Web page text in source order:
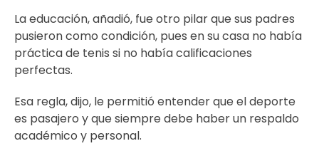
La educación, añadió, fue otro pilar que sus padres
pusieron como condición, pues en su casa no había
práctica de tenis si no había calificaciones
perfectas.
Esa regla, dijo, le permitió entender que el deporte
es pasajero y que siempre debe haber un respaldo
académico y personal.